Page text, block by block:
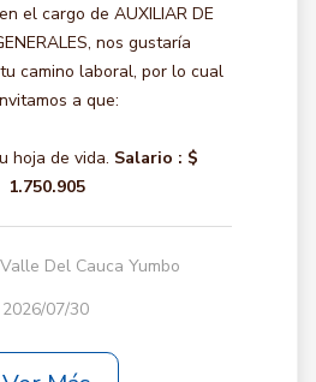
el cargo de AUXILIAR DE
nos gustaría
camino laboral, por lo cual
a que:
hoja de vida. Salario : $
1.750.905
Del Cauca Yumbo
2026/07/30